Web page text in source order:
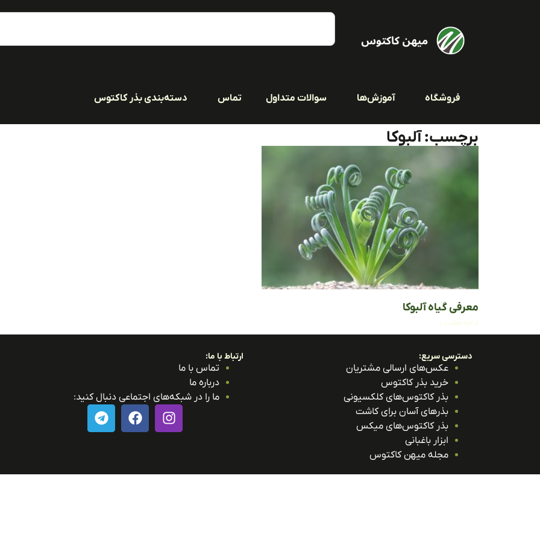
فروشگاه آموزش‌ها سوالات متداول تماس دسته‌بندی بذر کاکتوس
برچسب: آلبوکا
معرفی گیاه آلبوکا
ادامه مطلب »
دسترسی سریع:
عکس‌های ارسالی مشتریان
خرید بذر کاکتوس
بذر کاکتوس‌های کلکسیونی
بذرهای آسان برای کاشت
بذر کاکتوس‌های میکس
ابزار باغبانی
مجله میهن کاکتوس
ارتباط با ما:
تماس با ما
درباره ما
ما را در شبکه‌های اجتماعی دنبال کنید: